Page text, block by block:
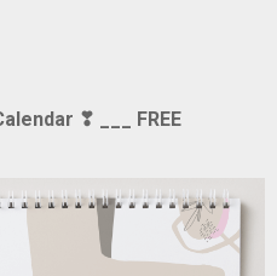
❣ ___ FREE